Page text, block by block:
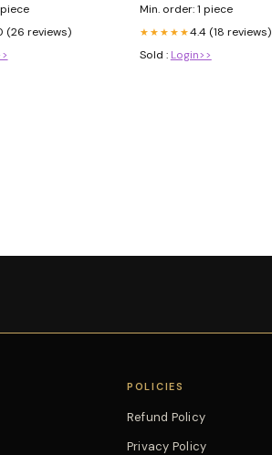
(26 reviews)
Min. order: 1 piece
★★★★★4.4 (18 reviews)
Sold : Login>>
POLICIES
Refund Policy
Privacy Policy